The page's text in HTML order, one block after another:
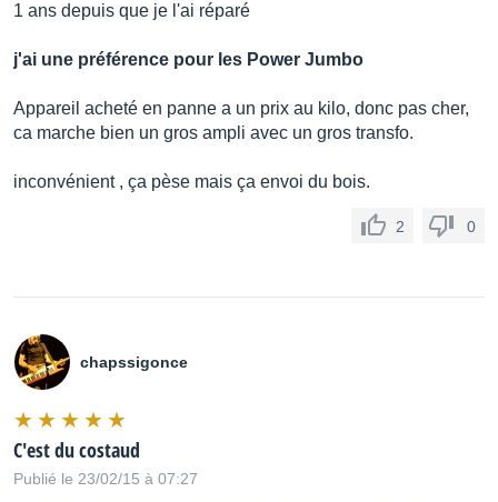
1 ans depuis que je l'ai réparé
j'ai une préférence pour les Power Jumbo
Appareil acheté en panne a un prix au kilo, donc pas cher,
ca marche bien un gros ampli avec un gros transfo.
inconvénient , ça pèse mais ça envoi du bois.
2 0
chapssigonce
C'est du costaud
Publié le 23/02/15 à 07:27